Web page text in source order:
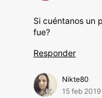
Si cuéntanos un
fue?
Responder
Nikte80
15 feb 2019